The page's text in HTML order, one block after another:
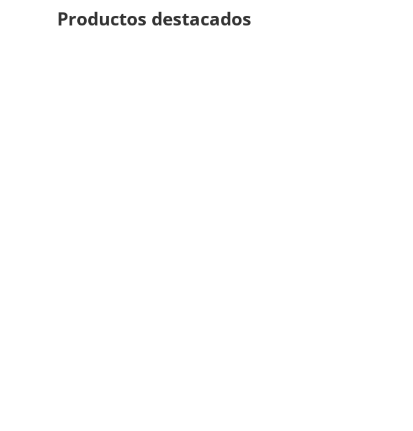
Productos destacados